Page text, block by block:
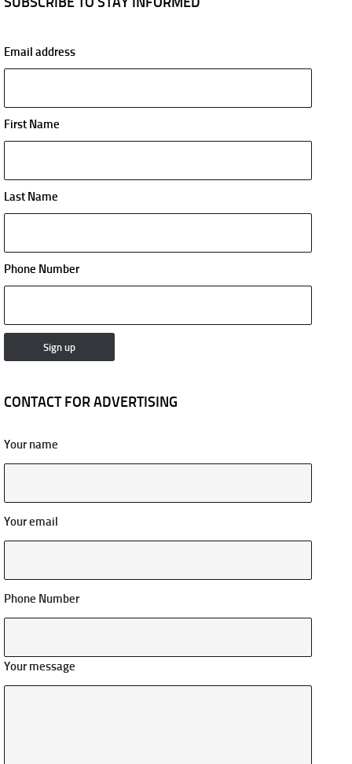
Email address
First Name
Last Name
Phone Number
CONTACT FOR ADVERTISING
Your name
Your email
Phone Number
Your message